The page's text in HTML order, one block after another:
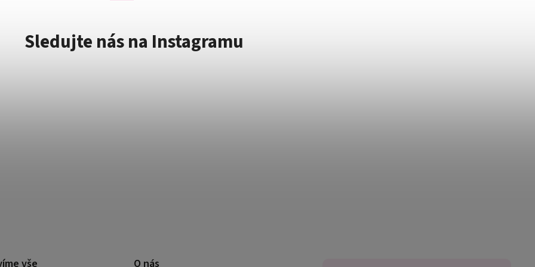
Sledujte nás na Instagramu
vše O nás